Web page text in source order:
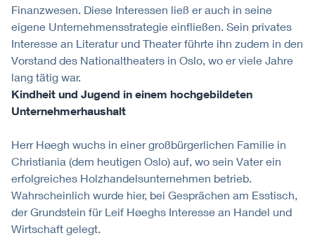
Finanzwesen. Diese Interessen ließ er auch in seine
eigene Unternehmensstrategie einfließen. Sein privates
Interesse an Literatur und Theater führte ihn zudem in den
Vorstand des Nationaltheaters in Oslo, wo er viele Jahre
lang tätig war.
Kindheit und Jugend in einem hochgebildeten
Unternehmerhaushalt
Herr Høegh wuchs in einer großbürgerlichen Familie in
Christiania (dem heutigen Oslo) auf, wo sein Vater ein
erfolgreiches Holzhandelsunternehmen betrieb.
Wahrscheinlich wurde hier, bei Gesprächen am Esstisch,
der Grundstein für Leif Høeghs Interesse an Handel und
Wirtschaft gelegt.